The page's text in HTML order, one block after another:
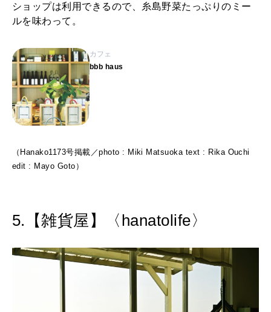
ショップは利用できるので、糸島野菜たっぷりのミー
ルを味わって。
カフェ
bbb haus
（Hanako1173号掲載／photo : Miki Matsuoka text : Rika Ouchi
edit : Mayo Goto）
5.【雑貨屋】〈hanatolife〉